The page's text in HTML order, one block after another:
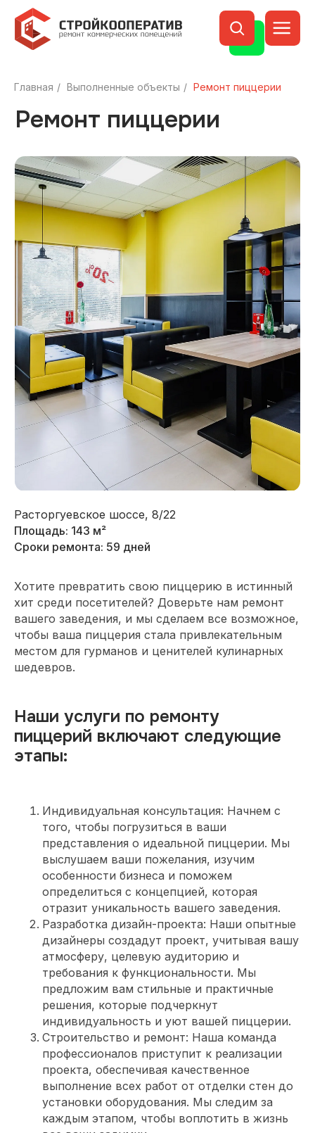
Главная / Выполненные объекты / Ремонт пиццерии
Ремонт пиццерии
Расторгуевское шоссе, 8/22
Площадь: 143 м²
Сроки ремонта: 59 дней
Хотите превратить свою пиццерию в истинный
хит среди посетителей? Доверьте нам ремонт
вашего заведения, и мы сделаем все возможное,
чтобы ваша пиццерия стала привлекательным
местом для гурманов и ценителей кулинарных
шедевров.
Наши услуги по ремонту
пиццерий включают следующие
этапы:
Индивидуальная консультация: Начнем с
того, чтобы погрузиться в ваши
представления о идеальной пиццерии. Мы
выслушаем ваши пожелания, изучим
особенности бизнеса и поможем
определиться с концепцией, которая
отразит уникальность вашего заведения.
Разработка дизайн-проекта: Наши опытные
дизайнеры создадут проект, учитывая вашу
атмосферу, целевую аудиторию и
требования к функциональности. Мы
предложим вам стильные и практичные
решения, которые подчеркнут
индивидуальность и уют вашей пиццерии.
Строительство и ремонт: Наша команда
профессионалов приступит к реализации
проекта, обеспечивая качественное
выполнение всех работ от отделки стен до
установки оборудования. Мы следим за
каждым этапом, чтобы воплотить в жизнь